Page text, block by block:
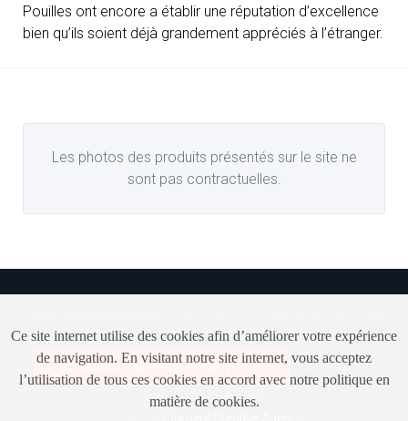
Pouilles ont encore a établir une réputation d’excellence
bien qu’ils soient déjà grandement appréciés à l’étranger.
Les photos des produits présentés sur le site ne
sont pas contractuelles.
+32(0)80 77 17 43
Conditions Générales de Vente Déclaration de
respect de la vie privée
Ce site internet utilise des cookies afin d’améliorer votre expérience
de navigation. En visitant notre site internet, vous acceptez
l’utilisation de tous ces cookies en accord avec notre politique en
matière de cookies.